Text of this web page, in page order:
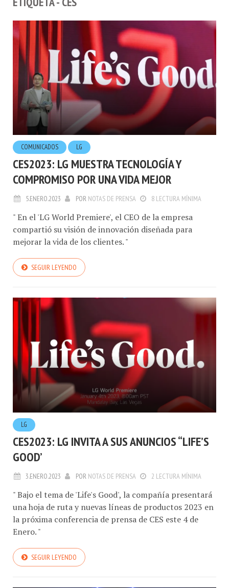
COMUNICADOS LG
CES2023: LG MUESTRA TECNOLOGÍA Y
COMPROMISO POR UNA VIDA MEJOR
5.ENERO.2023 PORNOTAS DE PRENSA 8 LECTURA MÍNIMA
" En el 'LG World Premiere', el CEO de la empresa
compartió su visión de innovación diseñada para
mejorar la vida de los clientes. "
LG
CES2023: LG INVITA A SUS ANUNCIOS “LIFE’S
GOOD’
3.ENERO.2023
" Bajo el tema de 'Life's Good', la compañía presentará
una hoja de ruta y nuevas líneas de productos 2023 en
la próxima conferencia de prensa de CES este 4 de
Enero. "